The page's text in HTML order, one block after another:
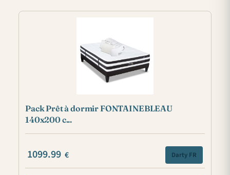
Pack Prêt à dormir FONTAINEBLEAU
140x200 c...
1099.99 € Darty FR